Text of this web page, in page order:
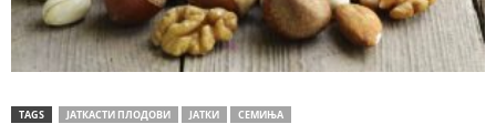
TAGS ЈАТКАСТИ ПЛОДОВИ ЈАТКИ СЕМИЊА